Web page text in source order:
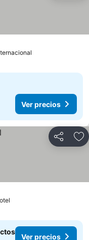
Ver precios
Compartir
Ver precios